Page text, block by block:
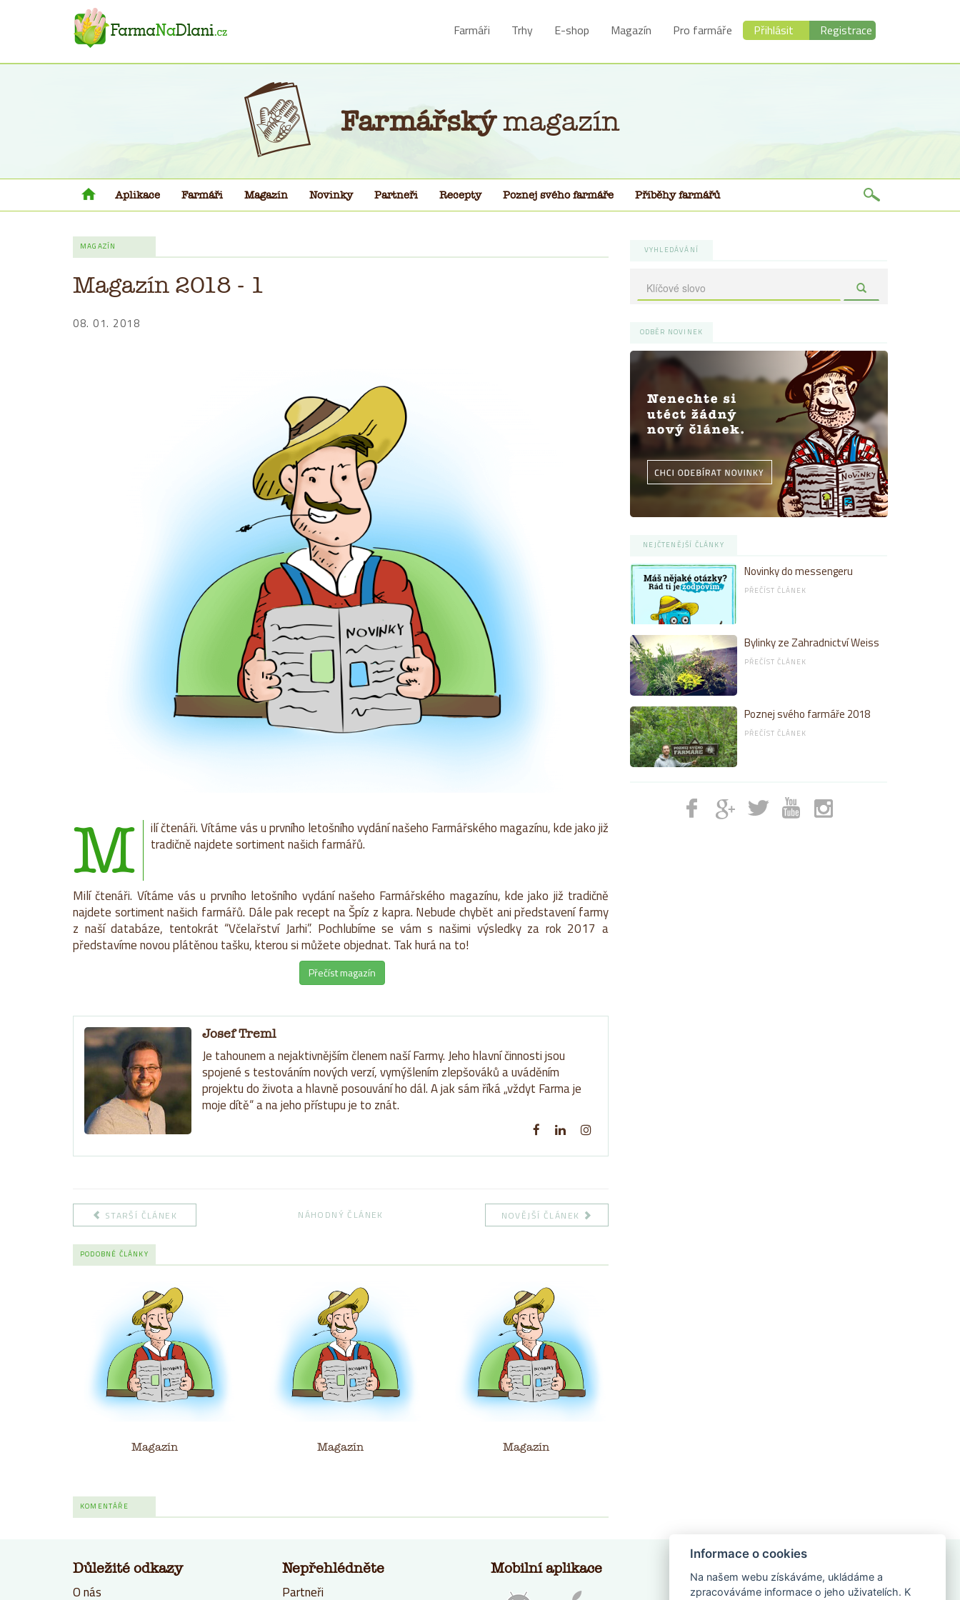
Farmáři Trhy E-shop Magazín Pro farmáře Přihlásit Registrace
Farmářskýmagazín
Aplikace Farmáři Magazín Novinky Partneři Recepty Poznej svého farmáře Příběhy farmářů
MAGAZÍN
Magazín 2018 - 1
08. 01. 2018
M
ilí čtenáři. Vítáme vás u prvního letošního vydání našeho Farmářského magazínu, kde jako již
tradičně najdete sortiment našich farmářů.
Milí čtenáři. Vítáme vás u prvního letošního vydání našeho Farmářského magazínu, kde jako již tradičně
najdete sortiment našich farmářů. Dále pak recept na Špíz z kapra. Nebude chybět ani představení farmy
z naší databáze, tentokrát “Včelařství Jarhi”. Pochlubíme se vám s našimi výsledky za rok 2017 a
představíme novou plátěnou tašku, kterou si můžete objednat. Tak hurá na to!
Přečíst magazín
Josef Treml
Je tahounem a nejaktivnějším členem naší Farmy. Jeho hlavní činnosti jsou
spojené s testováním nových verzí, vymýšlením zlepšováků a uváděním
projektu do života a hlavně posouvání ho dál. A jak sám říká „vždyt Farma je
moje dítě“ a na jeho přístupu je to znát.
STARŠÍ ČLÁNEK NÁHODNÝ ČLÁNEK NOVĚJŠÍ ČLÁNEK
PODOBNÉ ČLÁNKY
Magazín Magazín Magazín
KOMENTÁŘE
VYHLEDÁVÁNÍ
ODBĚR NOVINEK
NEJČTENĚJŠÍ ČLÁNKY
Novinky do messengeru
PŘEČÍST ČLÁNEK
Bylinky ze Zahradnictví Weiss
PŘEČÍST ČLÁNEK
Poznej svého farmáře 2018
PŘEČÍST ČLÁNEK
Důležité odkazy
O nás
Nepřehlédněte
Partneři
Mobilní aplikace
Informace o cookies
Na našem webu získáváme, ukládáme a
zpracováváme informace o jeho uživatelích. K